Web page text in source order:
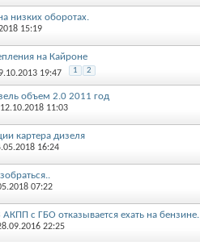
низких оборотах.
15:19
на Кайроне
19:47 1 2
объем 2.0 2011 год
11:03
картера дизеля
16:24
07:22
с ГБО отказывается ехать на бензине.
22:25